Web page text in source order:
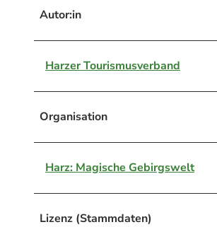
Autor:in
Harzer Tourismusverband
Organisation
Harz: Magische Gebirgswelt
Lizenz (Stammdaten)